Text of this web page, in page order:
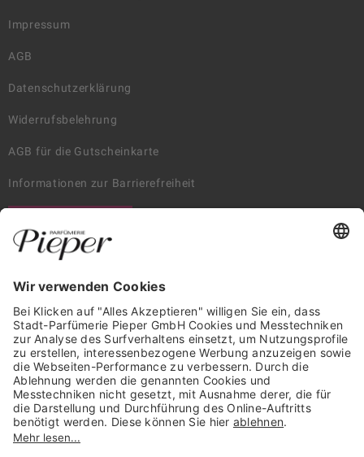
Impressum
AGB
Datenschutzerklärung
Widerrufsbelehrung
AGB für die Gutscheinkarte
Informationen zur Barrierefreiheit
Trusted Shops Mitglied seit 2010